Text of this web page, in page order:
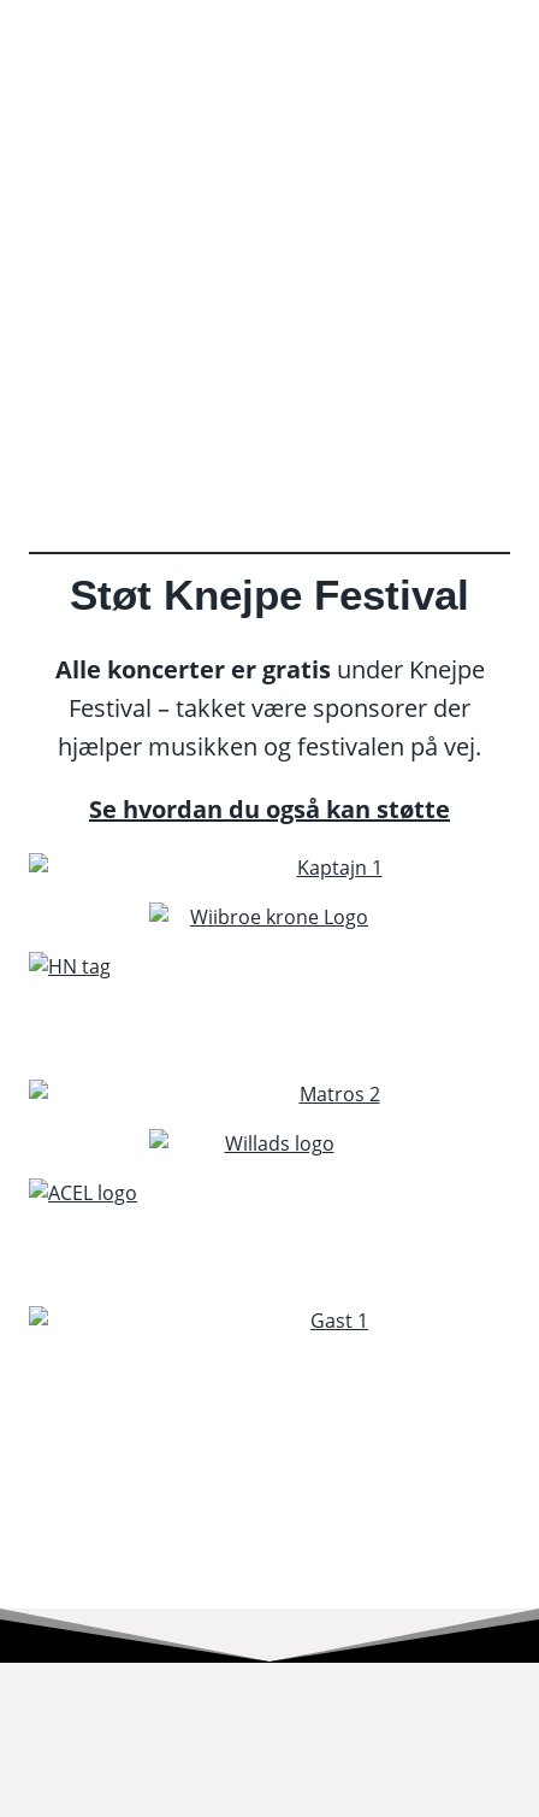
Støt Knejpe Festival
Alle koncerter er gratisunder Knejpe
Festival – takket være sponsorer der
hjælper musikken og festivalen på vej.
Se hvordan du også kan støtte